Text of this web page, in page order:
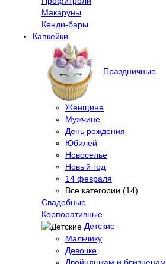
Макаруны
Кенди-бары
Капкейки
Праздничные
Женщине
Мужчине
День рождения
Юбилей
Новоселье
Новый год
14 февраля
Все категории (14)
Свадебные
Корпоративные
Детские
Мальчику
Девочке